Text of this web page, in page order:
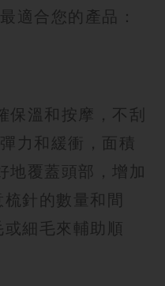
適合您的產品：
溫和按摩，不刮
力和緩衝，面積
地覆蓋頭部，增加
針的數量和間
細毛來輔助順